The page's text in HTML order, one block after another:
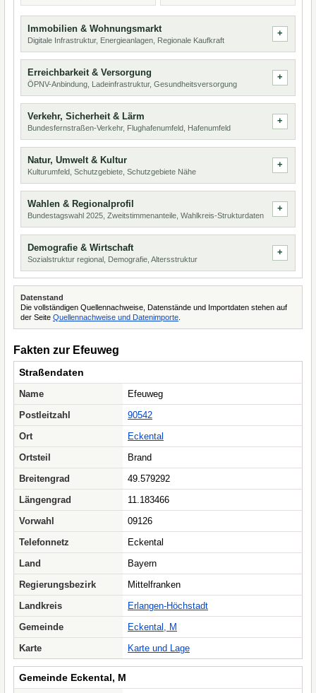
Immobilien & Wohnungsmarkt
Digitale Infrastruktur, Energieanlagen, Regionale Kaufkraft
Erreichbarkeit & Versorgung
ÖPNV-Anbindung, Ladeinfrastruktur, Gesundheitsversorgung
Verkehr, Sicherheit & Lärm
Bundesfernstraßen-Verkehr, Flughafenumfeld, Hafenumfeld
Natur, Umwelt & Kultur
Kulturumfeld, Schutzgebiete, Schutzgebiete Nähe
Wahlen & Regionalprofil
Bundestagswahl 2025, Zweitstimmenanteile, Wahlkreis-Strukturdaten
Demografie & Wirtschaft
Sozialstruktur regional, Demografie, Altersstruktur
Datenstand
Die vollständigen Quellennachweise, Datenstände und Importdaten stehen auf
der Seite Quellennachweise und Datenimporte
Fakten zur Efeuweg
Straßendaten
Name
Efeuweg
Postleitzahl
90542
Ort
Eckental
Ortsteil
Brand
Breitengrad
49.579292
Längengrad
11.183466
Vorwahl
09126
Telefonnetz
Eckental
Land
Bayern
Regierungsbezirk
Mittelfranken
Landkreis
Erlangen-Höchstadt
Gemeinde
Eckental, M
Karte
Karte und Lage
Gemeinde Eckental, M